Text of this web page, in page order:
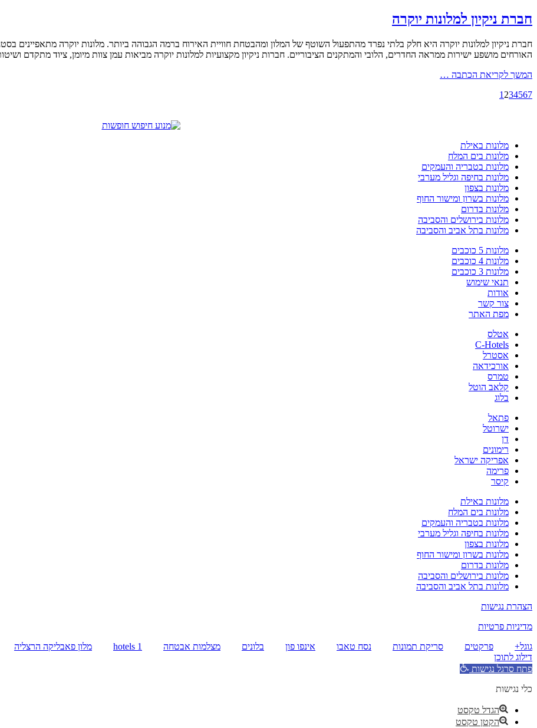
חברת ניקיון למלונות יוקרה
חברת ניקיון למלונות יוקרה היא חלק בלתי נפרד מהתפעול השוטף של המלון ומהבטחת חוויית האירוח ברמה הגבוהה ביותר. מלונות יוקרה מתאפיינים
האורחים מושפע ישירות ממראה החדרים, הלובי והמתקנים הציבוריים. חברות ניקיון מקצועיות למלונות יוקרה מביאות עמן צוות מיומן, ציוד מתקדם
המשך לקריאת הכתבה …
1 234567
מלונות באילת
מלונות בים המלח
מלונות בטבריה והעמקים
מלונות בחיפה וגליל מערבי
מלונות בצפון
מלונות בשרון ומישור החוף
מלונות בדרום
מלונות בירושלים והסביבה
מלונות בתל אביב והסביבה
מלונות 5 כוכבים
מלונות 4 כוכבים
מלונות 3 כוכבים
תנאי שימוש
אודות
צור קשר
מפת האתר
אטלס
C-Hotels
אסטרל
אורכידאה
טמרס
קלאב הוטל
בלוג
פתאל
ישרוטל
דן
רימונים
אפריקה ישראל
פרימה
קיסר
מלונות באילת
מלונות בים המלח
מלונות בטבריה והעמקים
מלונות בחיפה וגליל מערבי
מלונות בצפון
מלונות בשרון ומישור החוף
מלונות בדרום
מלונות בירושלים והסביבה
מלונות בתל אביב והסביבה
הצהרת נגישות
מדיניות פרטיות
גוגל+
פרקטים סריקת תמונות נסח טאבו אינפו פון בלונים מצלמות אבטחה hotels 1
מלון פאבליקה הרצליה
דילוג לתוכן
פתח סרגל נגישות
כלי נגישות
הגדל טקסט
הקטן טקסט